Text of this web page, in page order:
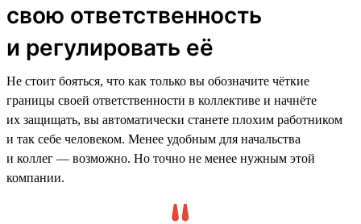
свою ответственность
и регулировать её
Не стоит бояться, что как только вы обозначите чёткие
границы своей ответственности в коллективе и начнёте
их защищать, вы автоматически станете плохим работником
и так себе человеком. Менее удобным для начальства
и коллег — возможно. Но точно не менее нужным этой
компании.